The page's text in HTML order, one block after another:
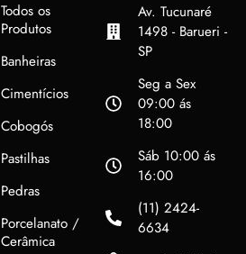
Todos os
Produtos
Banheiras
Cimentícios
Cobogós
Pastilhas
Pedras
Porcelanato /
Cerâmica
Av. Tucunaré
1498 - Barueri -
SP
Seg a Sex
09:00 ás
18:00
Sáb 10:00 ás
16:00
(11) 2424-
6634